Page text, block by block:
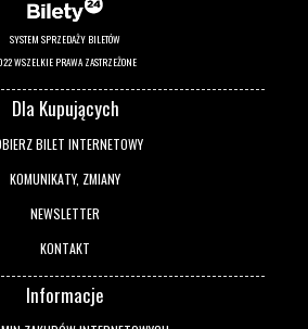
SYSTEM SPRZEDAŻY BILETÓW
WSZELKIE PRAWA ZASTRZEŻONE
Dla Kupujących
BILET INTERNETOWY
KOMUNIKATY, ZMIANY
NEWSLETTER
KONTAKT
Informacje